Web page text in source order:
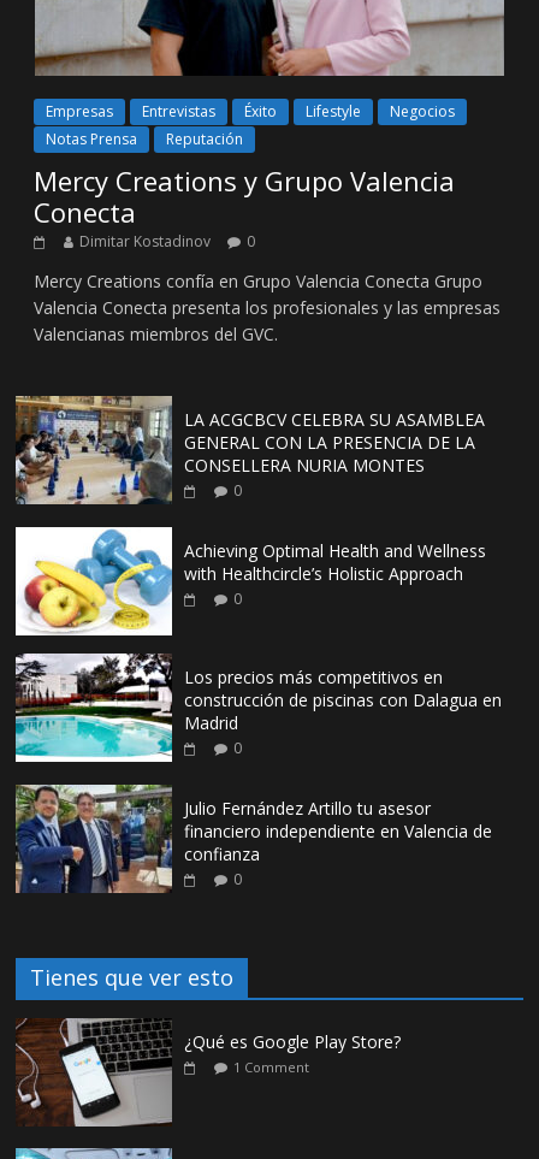
Empresas Entrevistas Éxito Lifestyle
Negocios
Notas Prensa
Reputación
Mercy Creations y Grupo Valencia
Conecta
Dimitar Kostadinov 0
Mercy Creations confía en Grupo Valencia Conecta Grupo
Valencia Conecta presenta los profesionales y las empresas
Valencianas miembros del GVC.
LA ACGCBCV CELEBRA SU ASAMBLEA
GENERAL CON LA PRESENCIA DE LA
CONSELLERA NURIA MONTES
0
Achieving Optimal Health and Wellness
with Healthcircle’s Holistic Approach
0
Los precios más competitivos en
construcción de piscinas con Dalagua en
Madrid
0
Julio Fernández Artillo tu asesor
financiero independiente en Valencia de
confianza
0
Tienes que ver esto
¿Qué es Google Play Store?
1 Comment